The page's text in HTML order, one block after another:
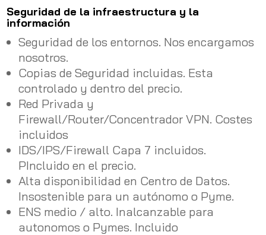
Seguridad de la infraestructura y la
información
Seguridad de los entornos. Nos encargamos
nosotros.
Copias de Seguridad incluidas. Esta
controlado y dentro del precio.
Red Privada y
Firewall/Router/Concentrador VPN. Costes
incluidos
IDS/IPS/Firewall Capa 7 incluidos.
PIncluido en el precio.
Alta disponibilidad en Centro de Datos.
Insostenible para un autónomo o Pyme.
ENS medio / alto. Inalcanzable para
autonomos o Pymes. Incluido